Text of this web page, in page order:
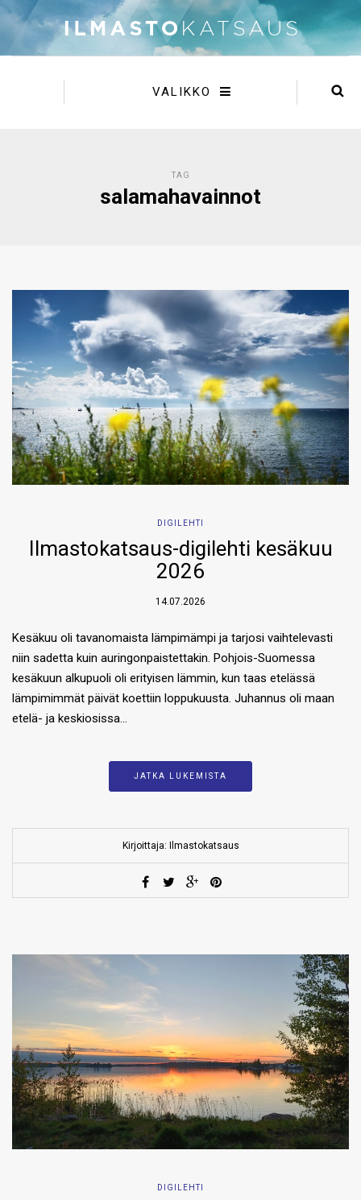
VALIKKO
TAG
salamahavainnot
DIGILEHTI
Ilmastokatsaus-digilehti kesäkuu
2026
14.07.2026
Kesäkuu oli tavanomaista lämpimämpi ja tarjosi vaihtelevasti
niin sadetta kuin auringonpaistettakin. Pohjois-Suomessa
kesäkuun alkupuoli oli erityisen lämmin, kun taas etelässä
lämpimimmät päivät koettiin loppukuusta. Juhannus oli maan
etelä- ja keskiosissa…
JATKA LUKEMISTA
Kirjoittaja: Ilmastokatsaus
DIGILEHTI